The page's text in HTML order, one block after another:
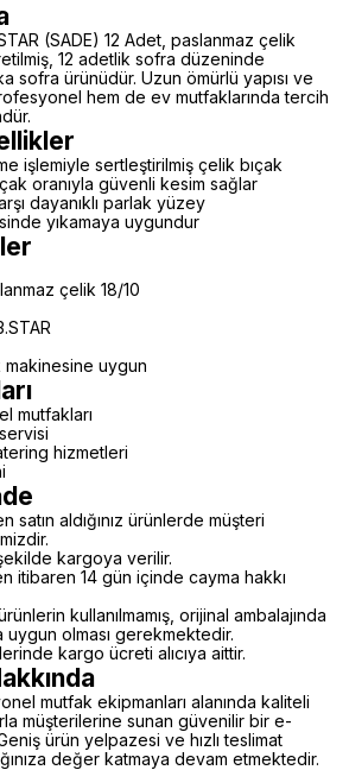
(SADE) 12 Adet, paslanmaz çelik
12 adetlik sofra düzeninde
sofra ürünüdür. Uzun ömürlü yapısı ve
hem de ev mutfaklarında tercih
işlemiyle sertleştirilmiş çelik bıçak
oranıyla güvenli kesim sağlar
dayanıklı parlak yüzey
yıkamaya uygundur
çelik 18/10
makinesine uygun
mutfakları
hizmetleri
aldığınız ürünlerde müşteri
kargoya verilir.
itibaren 14 gün içinde cayma hakkı
kullanılmamış, orijinal ambalajında
uygun olması gerekmektedir.
kargo ücreti alıcıya aittir.
mutfak ekipmanları alanında kaliteli
müşterilerine sunan güvenilir bir e-
ürün yelpazesi ve hızlı teslimat
değer katmaya devam etmektedir.